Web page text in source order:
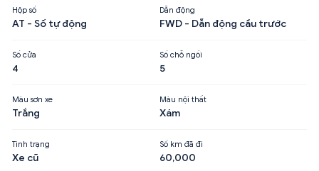
Hộp số
AT - Số tự động
Dẫn động
FWD - Dẫn động cầu trước
Số cửa
4
Số chỗ ngồi
5
Màu sơn xe
Trắng
Màu nội thất
Xám
Tình trạng
Xe cũ
Số km đã đi
60,000